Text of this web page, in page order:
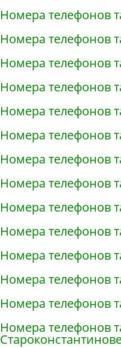
Номера телефонов
Номера телефонов
Номера телефонов
Номера телефонов
Номера телефонов
Номера телефонов
Номера телефонов
Номера телефонов
Номера телефонов
Номера телефонов
Номера телефонов
Номера телефонов
Номера телефонов
Номера телефонов